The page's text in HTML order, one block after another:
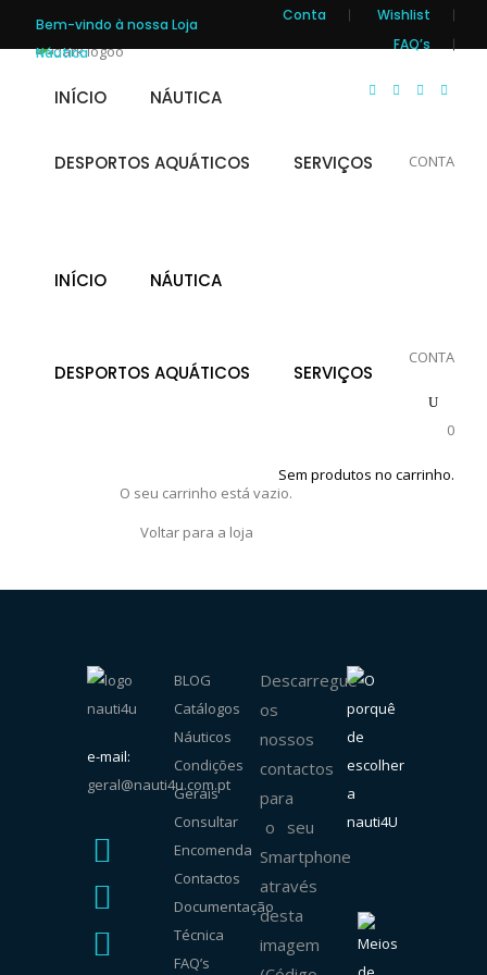
Bem-vindo à nossa Loja
Náutica
Conta
Wishlist
FAQ’s
INÍCIO NÁUTICA
DESPORTOS AQUÁTICOS SERVIÇOS
CONTA
0
Sem produtos no carrinho.
INÍCIO NÁUTICA
DESPORTOS AQUÁTICOS SERVIÇOS CONTA
Carrinho
O seu carrinho está vazio.
Voltar para a loja
e-mail:
geral@nauti4u.com.pt
BLOG
Catálogos
Náuticos
Condições
Gerais
Consultar
Encomenda
Contactos
Documentação
Técnica
FAQ’s
Descarregue
os
nossos
contactos
para
o seu
Smartphone
através
desta
imagem